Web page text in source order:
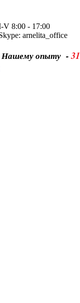
V 8:00 - 17:00
arnelita_office
Нашему опыту -31